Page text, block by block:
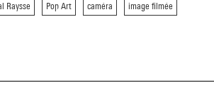
Raysse Pop Art caméra image filmée